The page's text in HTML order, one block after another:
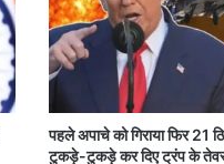
पहले अपाचे को गिराया फिर 21
टुकड़े-टुकड़े कर दिए ट्रंप के